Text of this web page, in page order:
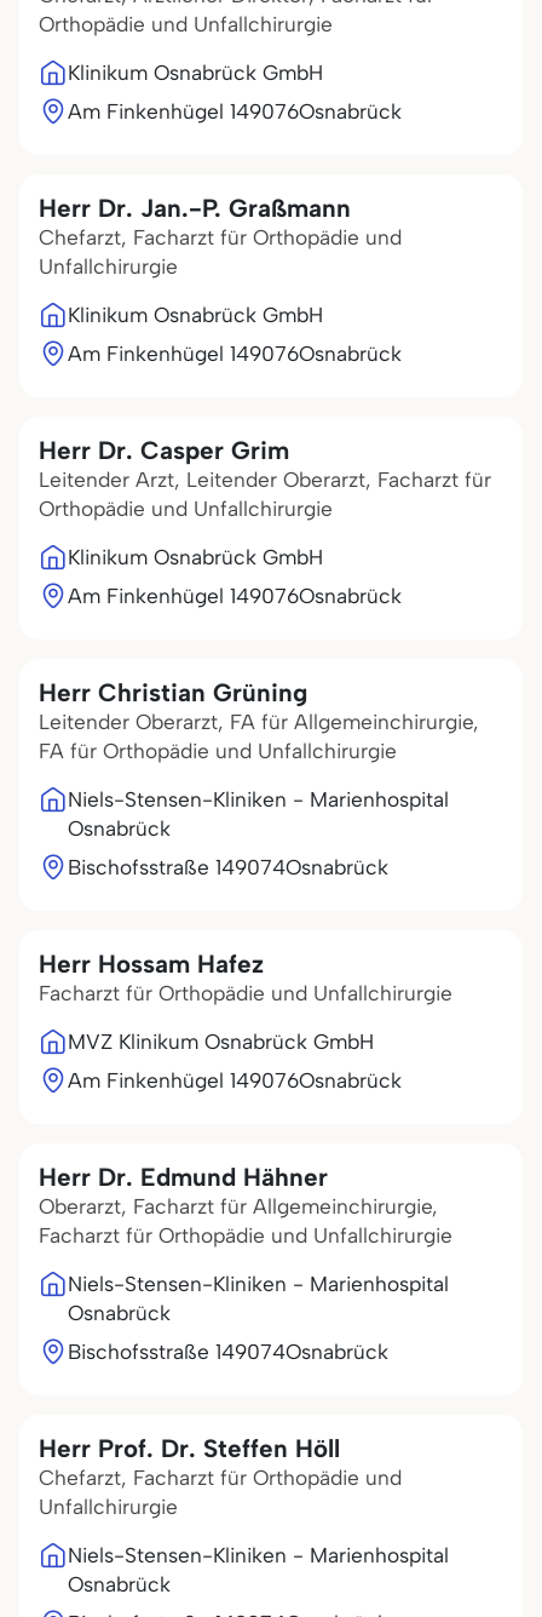
Orthopädie und Unfallchirurgie
Klinikum Osnabrück GmbH
Am Finkenhügel 149076Osnabrück
Herr Dr. Jan.-P. Graßmann
Chefarzt, Facharzt für Orthopädie und
Unfallchirurgie
Klinikum Osnabrück GmbH
Am Finkenhügel 149076Osnabrück
Herr Dr. Casper Grim
Leitender Arzt, Leitender Oberarzt, Facharzt für
Orthopädie und Unfallchirurgie
Klinikum Osnabrück GmbH
Am Finkenhügel 149076Osnabrück
Herr Christian Grüning
Leitender Oberarzt, FA für Allgemeinchirurgie,
FA für Orthopädie und Unfallchirurgie
Niels-Stensen-Kliniken - Marienhospital
Osnabrück
Bischofsstraße 149074Osnabrück
Herr Hossam Hafez
Facharzt für Orthopädie und Unfallchirurgie
MVZ Klinikum Osnabrück GmbH
Am Finkenhügel 149076Osnabrück
Herr Dr. Edmund Hähner
Oberarzt, Facharzt für Allgemeinchirurgie,
Facharzt für Orthopädie und Unfallchirurgie
Niels-Stensen-Kliniken - Marienhospital
Osnabrück
Bischofsstraße 149074Osnabrück
Herr Prof. Dr. Steffen Höll
Chefarzt, Facharzt für Orthopädie und
Unfallchirurgie
Niels-Stensen-Kliniken - Marienhospital
Osnabrück